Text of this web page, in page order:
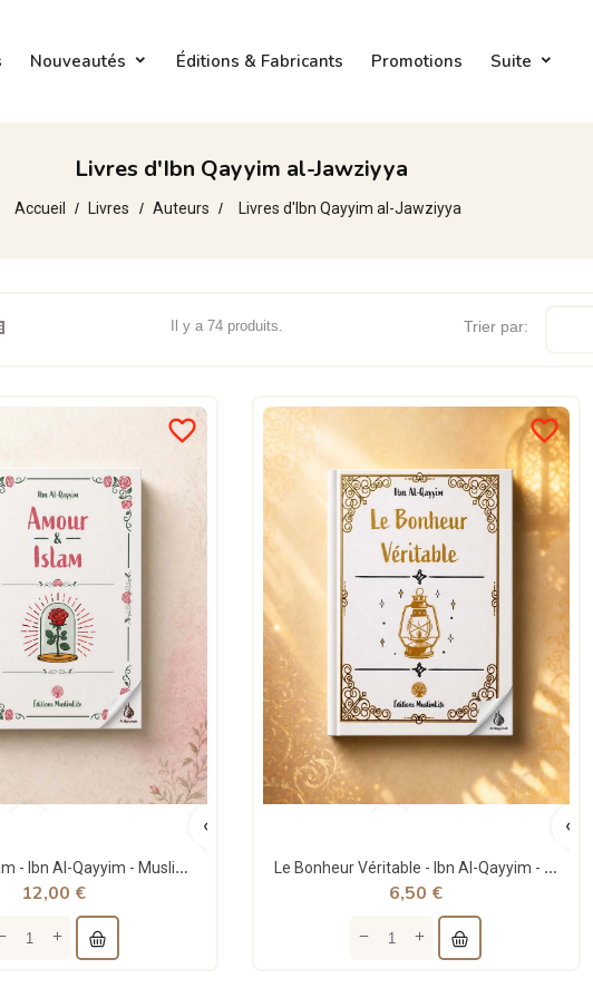
Nouveautés Éditions & Fabricants Promotions Suite
Livres d'Ibn Qayyim al-Jawziyya
Accueil Livres Auteurs Livres d'Ibn Qayyim al-Jawziyya
- Apprends des... La vie du Prophète racontée...
Il y a 74 produits. Trier par:
favorite_border
Amour & Islam - Ibn Al-Qayyim - MuslimLife
12,00 €
favorite_border
Le Bonheur Véritable - Ibn Al-Qayyim - MuslimLife
6,50 €